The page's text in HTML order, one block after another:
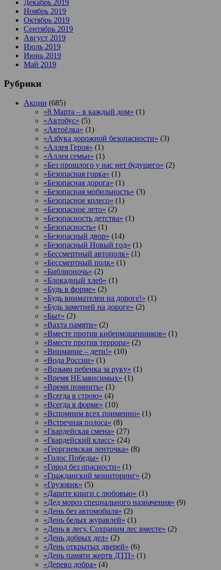
Декабрь 2019
Ноябрь 2019
Октябрь 2019
Сентябрь 2019
Август 2019
Июль 2019
Июнь 2019
Май 2019
Рубрики
Акции (685)
«8 Марта – в каждый дом» (1)
«Автобус» (5)
«Автоёлка» (1)
«Азбука дорожной безопасности» (3)
«Аллея Героя» (1)
«Аллея семьи» (1)
«Без прошлого у нас нет будущего» (2)
«Безопасная горка» (1)
«Безопасная дорога» (1)
«Безопасная мобильность» (3)
«Безопасное колесо» (1)
«Безопасное лето» (2)
«Безопасность детства» (1)
«Безопасность» (1)
«Безопасный двор» (14)
«Безопасный Новый год» (1)
«Бессмертный автополк» (1)
«Бессмертный полк» (1)
«Библионочь» (2)
«Блокадный хлеб» (1)
«Будь в форме» (2)
«Будь внимателен на дороге!» (1)
«Будь заметней на дороге» (2)
«Быт» (2)
«Вахта памяти» (2)
«Вместе против кибермошенников» (1)
«Вместе против террора» (2)
«Внимание – дети!» (10)
«Вода России» (1)
«Возьми ребенка за руку» (1)
«Время НЕзависимых» (1)
«Время помнить» (1)
«Всегда в строю» (4)
«Всегда в форме» (10)
«Вспомним всех поименно» (1)
«Встречная полоса» (8)
«Гвардейская смена» (27)
«Гвардейский класс» (24)
«Георгиевская ленточка» (8)
«Голос Победы» (1)
«Город без опасности» (1)
«Гражданский мониторинг» (2)
«Грузовик» (5)
«Дарите книги с любовью» (1)
«Дед мороз специального назначения» (9)
«День без автомобиля» (2)
«День белых журавлей» (1)
«День в лесу. Сохраним лес вместе» (2)
«День добрых дел» (2)
«День открытых дверей» (6)
«День памяти жертв ДТП» (1)
«Дерево добра» (4)